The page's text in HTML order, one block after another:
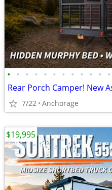
• • • • • • • • • • • •
7/22 Anchorage
$19,995